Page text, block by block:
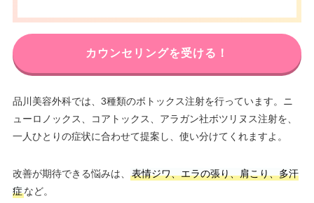
カウンセリングを受ける！
品川美容外科では、3種類のボトックス注射を行っています。ニ
ューロノックス、コアトックス、アラガン社ボツリヌス注射を、
一人ひとりの症状に合わせて提案し、使い分けてくれますよ。
改善が期待できる悩みは、
表情ジワ、エラの張り、肩こり、多汗
症など。